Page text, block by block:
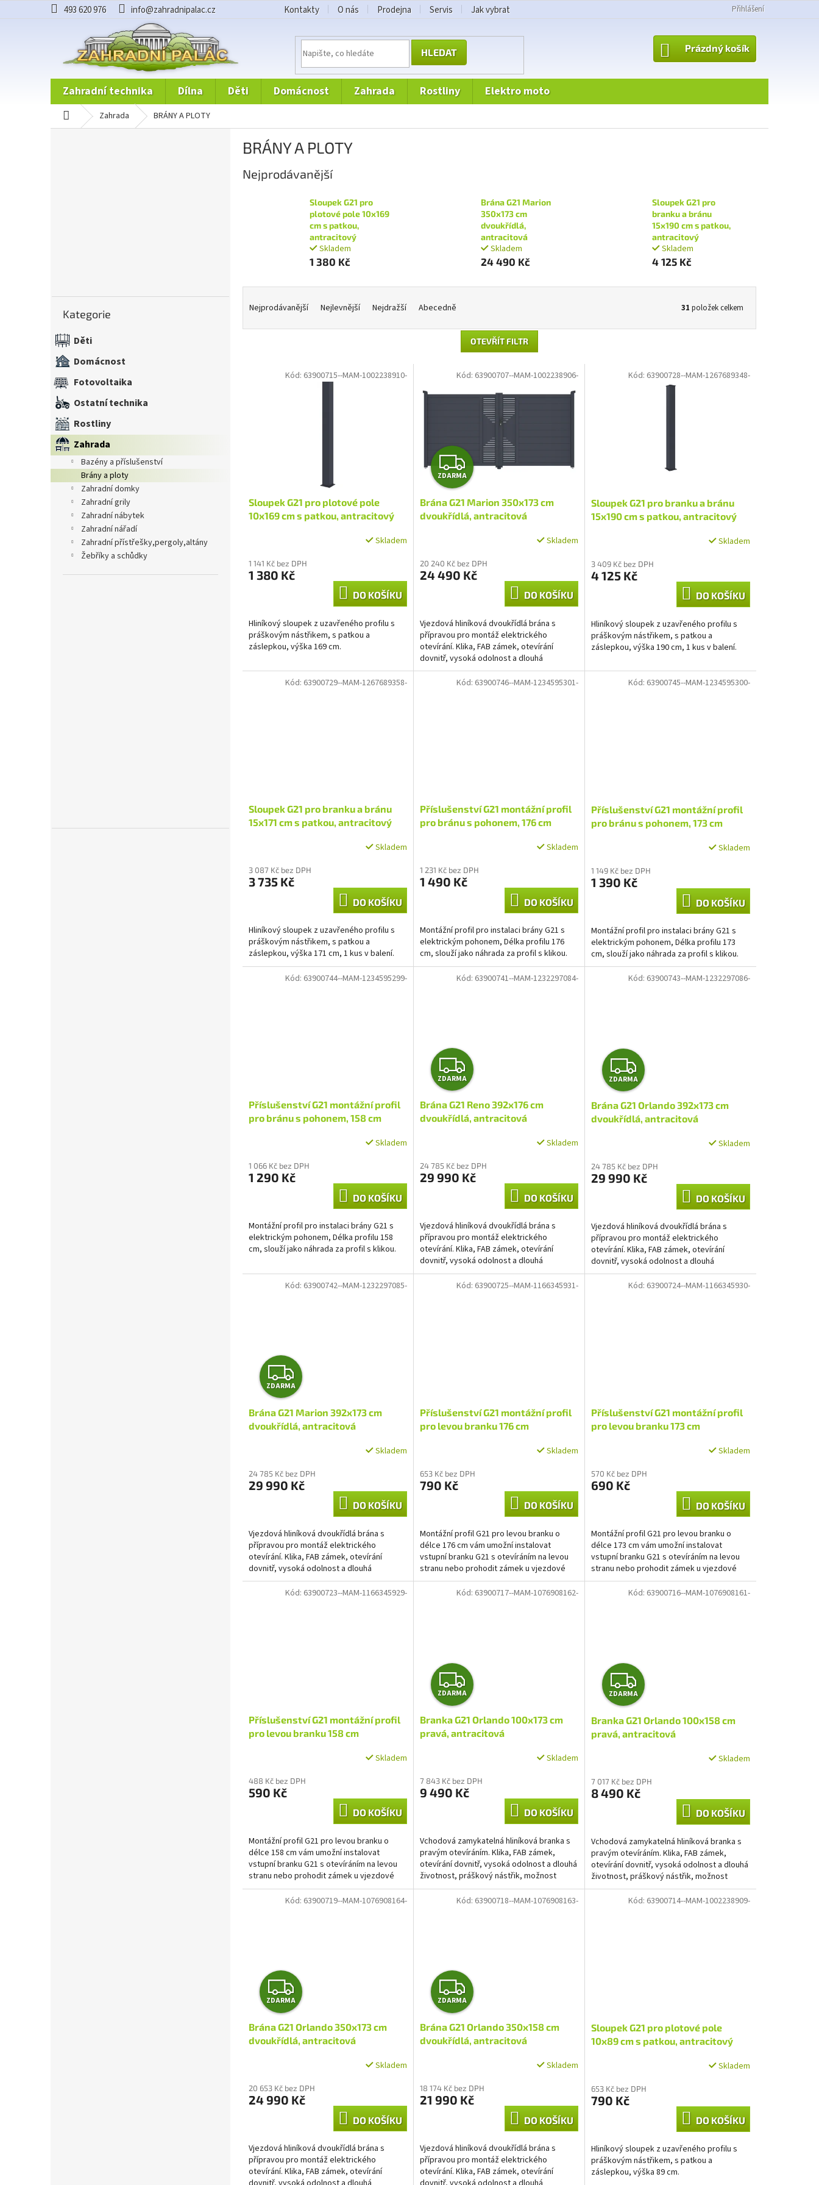
na
493 620 976 info@zahradnipalac.cz Kontakty O nás Prodejna Servis Jak vybrat Přihlášení
HLEDAT
NÁKUPNÍ
KOŠÍK
Prázdný košík
zahradní technika dílna děti domácnost zahrada rostliny elektro moto
domů zahrada BRÁNY A PLOTY
e
kategorie
Kategorie
Děti
Domácnost
Fotovoltaika
Ostatní technika
Rostliny
Zahrada
bazény a příslušenství
brány a ploty
zahradní domky
zahradní grily
zahradní nábytek
zahradní nářadí
zahradní přístřešky,pergoly,altány
žebříky a schůdky
BRÁNY A PLOTY
Nejprodávanější
Sloupek G21 pro
plotové pole 10x169
cm s patkou,
antracitový
Skladem
1 380 Kč
Brána G21 Marion
350x173 cm
dvoukřídlá,
antracitová
Skladem
24 490 Kč
Sloupek G21 pro
branku a bránu
15x190 cm s patkou,
antracitový
Skladem
4 125 Kč
e
Nejprodávanější Nejlevnější Nejdražší Abecedně 31 položek celkem
OTEVŘÍT FILTR
Sloupek G21 pro plotové pole
10x169 cm s patkou, antracitový
Skladem
1 141 Kč bez DPH
1 380 Kč
DO KOŠÍKU
Hliníkový sloupek z uzavřeného profilu s
práškovým nástřikem, s patkou a
záslepkou, výška 169 cm.
Kód: 63900715--MAM-1002238910-
Z
D
A
M
ZDARMA
Brána G21 Marion 350x173 cm
dvoukřídlá, antracitová
Skladem
20 240 Kč bez DPH
24 490 Kč
DO KOŠÍKU
Vjezdová hliníková dvoukřídlá brána s
přípravou pro montáž elektrického
otevírání. Klika, FAB zámek, otevírání
dovnitř, vysoká odolnost a dlouhá
životnost, práškový nástřik,...
Kód: 63900707--MAM-1002238906-
Sloupek G21 pro branku a bránu
15x190 cm s patkou, antracitový
Skladem
3 409 Kč bez DPH
4 125 Kč
DO KOŠÍKU
Hliníkový sloupek z uzavřeného profilu s
práškovým nástřikem, s patkou a
záslepkou, výška 190 cm, 1 kus v balení.
Kód: 63900728--MAM-1267689348-
Sloupek G21 pro branku a bránu
15x171 cm s patkou, antracitový
Skladem
3 087 Kč bez DPH
3 735 Kč
DO KOŠÍKU
Hliníkový sloupek z uzavřeného profilu s
práškovým nástřikem, s patkou a
záslepkou, výška 171 cm, 1 kus v balení.
Kód: 63900729--MAM-1267689358-
Příslušenství G21 montážní profil
pro bránu s pohonem, 176 cm
Skladem
1 231 Kč bez DPH
1 490 Kč
DO KOŠÍKU
Montážní profil pro instalaci brány G21 s
elektrickým pohonem, Délka profilu 176
cm, slouží jako náhrada za profil s klikou.
Kód: 63900746--MAM-1234595301-
Příslušenství G21 montážní profil
pro bránu s pohonem, 173 cm
Skladem
1 149 Kč bez DPH
1 390 Kč
DO KOŠÍKU
Montážní profil pro instalaci brány G21 s
elektrickým pohonem, Délka profilu 173
cm, slouží jako náhrada za profil s klikou.
Kód: 63900745--MAM-1234595300-
Příslušenství G21 montážní profil
pro bránu s pohonem, 158 cm
Skladem
1 066 Kč bez DPH
1 290 Kč
DO KOŠÍKU
Montážní profil pro instalaci brány G21 s
elektrickým pohonem, Délka profilu 158
cm, slouží jako náhrada za profil s klikou.
Kód: 63900744--MAM-1234595299-
Z
D
A
M
ZDARMA
Brána G21 Reno 392x176 cm
dvoukřídlá, antracitová
Skladem
24 785 Kč bez DPH
29 990 Kč
DO KOŠÍKU
Vjezdová hliníková dvoukřídlá brána s
přípravou pro montáž elektrického
otevírání. Klika, FAB zámek, otevírání
dovnitř, vysoká odolnost a dlouhá
životnost, práškový nástřik,...
Kód: 63900741--MAM-1232297084-
Z
D
A
M
ZDARMA
Brána G21 Orlando 392x173 cm
dvoukřídlá, antracitová
Skladem
24 785 Kč bez DPH
29 990 Kč
DO KOŠÍKU
Vjezdová hliníková dvoukřídlá brána s
přípravou pro montáž elektrického
otevírání. Klika, FAB zámek, otevírání
dovnitř, vysoká odolnost a dlouhá
životnost, práškový nástřik,...
Kód: 63900743--MAM-1232297086-
Z
D
A
M
ZDARMA
Brána G21 Marion 392x173 cm
dvoukřídlá, antracitová
Skladem
24 785 Kč bez DPH
29 990 Kč
DO KOŠÍKU
Vjezdová hliníková dvoukřídlá brána s
přípravou pro montáž elektrického
otevírání. Klika, FAB zámek, otevírání
dovnitř, vysoká odolnost a dlouhá
životnost, práškový nástřik,...
Kód: 63900742--MAM-1232297085-
Příslušenství G21 montážní profil
pro levou branku 176 cm
Skladem
653 Kč bez DPH
790 Kč
DO KOŠÍKU
Montážní profil G21 pro levou branku o
délce 176 cm vám umožní instalovat
vstupní branku G21 s otevíráním na levou
stranu nebo prohodit zámek u vjezdové
brány G21 na levé křídlo.
Kód: 63900725--MAM-1166345931-
Příslušenství G21 montážní profil
pro levou branku 173 cm
Skladem
570 Kč bez DPH
690 Kč
DO KOŠÍKU
Montážní profil G21 pro levou branku o
délce 173 cm vám umožní instalovat
vstupní branku G21 s otevíráním na levou
stranu nebo prohodit zámek u vjezdové
brány G21 na levé křídlo.
Kód: 63900724--MAM-1166345930-
Příslušenství G21 montážní profil
pro levou branku 158 cm
Skladem
488 Kč bez DPH
590 Kč
DO KOŠÍKU
Montážní profil G21 pro levou branku o
délce 158 cm vám umožní instalovat
vstupní branku G21 s otevíráním na levou
stranu nebo prohodit zámek u vjezdové
brány G21 na levé křídlo.
Kód: 63900723--MAM-1166345929-
Z
D
A
M
ZDARMA
Branka G21 Orlando 100x173 cm
pravá, antracitová
Skladem
7 843 Kč bez DPH
9 490 Kč
DO KOŠÍKU
Vchodová zamykatelná hliníková branka s
pravým otevíráním. Klika, FAB zámek,
otevírání dovnitř, vysoká odolnost a dlouhá
životnost, práškový nástřik, možnost
přizpůsobení šířky...
Kód: 63900717--MAM-1076908162-
Z
D
A
M
ZDARMA
Branka G21 Orlando 100x158 cm
pravá, antracitová
Skladem
7 017 Kč bez DPH
8 490 Kč
DO KOŠÍKU
Vchodová zamykatelná hliníková branka s
pravým otevíráním. Klika, FAB zámek,
otevírání dovnitř, vysoká odolnost a dlouhá
životnost, práškový nástřik, možnost
přizpůsobení šířky...
Kód: 63900716--MAM-1076908161-
Z
D
A
M
ZDARMA
Brána G21 Orlando 350x173 cm
dvoukřídlá, antracitová
Skladem
20 653 Kč bez DPH
24 990 Kč
DO KOŠÍKU
Vjezdová hliníková dvoukřídlá brána s
přípravou pro montáž elektrického
otevírání. Klika, FAB zámek, otevírání
Kód: 63900719--MAM-1076908164-
Z
D
A
M
ZDARMA
Brána G21 Orlando 350x158 cm
dvoukřídlá, antracitová
Skladem
18 174 Kč bez DPH
21 990 Kč
DO KOŠÍKU
Vjezdová hliníková dvoukřídlá brána s
přípravou pro montáž elektrického
otevírání. Klika, FAB zámek, otevírání
Kód: 63900718--MAM-1076908163-
Sloupek G21 pro plotové pole
10x89 cm s patkou, antracitový
Skladem
653 Kč bez DPH
790 Kč
DO KOŠÍKU
Hliníkový sloupek z uzavřeného profilu s
práškovým nástřikem, s patkou a
záslepkou, výška 89 cm.
Kód: 63900714--MAM-1002238909-